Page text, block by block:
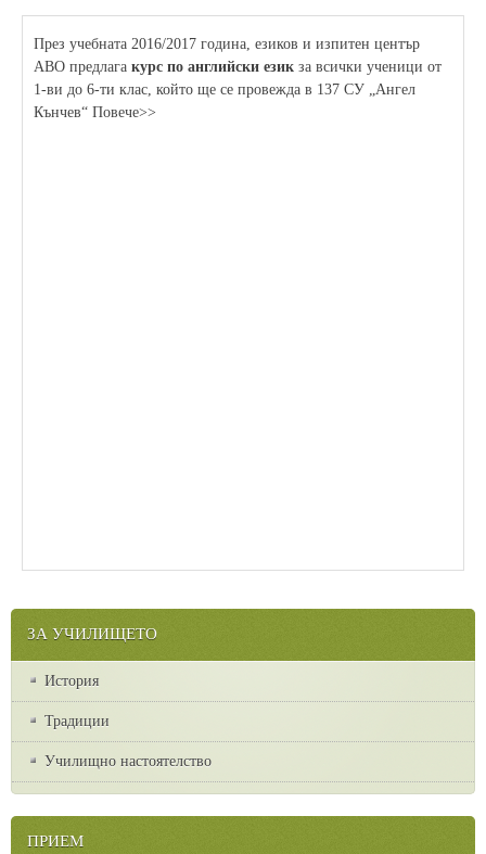
През учебната 2016/2017 година, езиков и изпитен център
АВО предлага курс по английски език за всички ученици от
1-ви до 6-ти клас, който ще се провежда в 137 СУ „Ангел
Кънчев“ Повече>>
ЗА УЧИЛИЩЕТО
История
Традиции
Училищно настоятелство
ПРИЕМ